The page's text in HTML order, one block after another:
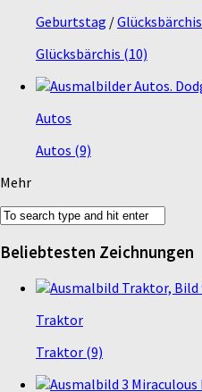
Geburtstag /Glücksbärchis
Glücksbärchis (10)
Autos
Autos (9)
Mehr
Beliebtesten Zeichnungen
Traktor
Traktor (9)